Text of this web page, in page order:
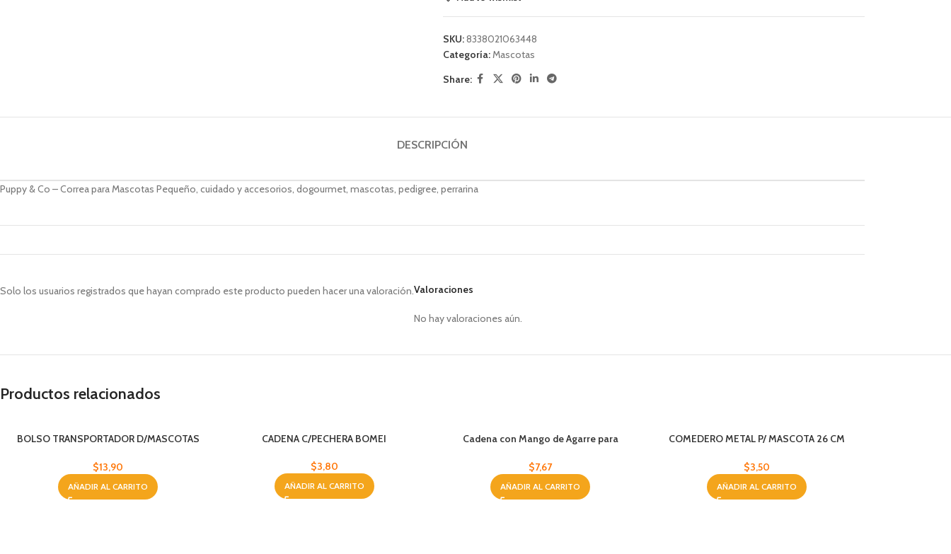
SKU:8338021063448
Categoría:Mascotas
Share:
DESCRIPCIÓN
Puppy & Co – Correa para Mascotas Pequeño, cuidado y accesorios, dogourmet, mascotas, pedigree, perrarina
Valoraciones
No hay valoraciones aún.
Solo los usuarios registrados que hayan comprado este producto pueden hacer una valoración.
Productos relacionados
BOLSO TRANSPORTADOR D/MASCOTAS
$13,90
AÑADIR AL CARRITO
CADENA C/PECHERA BOMEI
$3,80
AÑADIR AL CARRITO
Cadena con Mango de Agarre para
$7,67
AÑADIR AL CARRITO
COMEDERO METAL P/ MASCOTA 26 CM
$3,50
AÑADIR AL CARRITO